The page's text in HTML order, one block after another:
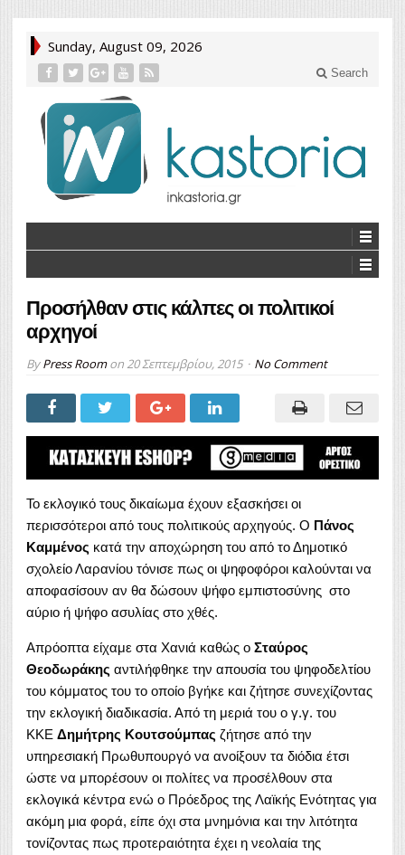
Sunday, August 09, 2026
Search
Προσήλθαν στις κάλπες οι πολιτικοί
αρχηγοί
ByPress Roomon 20 Σεπτεμβρίου, 2015 No Comment
Το εκλογικό τους δικαίωμα έχουν εξασκήσει οι
περισσότεροι από τους πολιτικούς αρχηγούς. Ο Πάνος
Καμμένος κατά την αποχώρηση του από το Δημοτικό
σχολείο Λαρανίου τόνισε πως οι ψηφοφόροι καλούνται να
αποφασίσουν αν θα δώσουν ψήφο εμπιστοσύνης στο
αύριο ή ψήφο ασυλίας στο χθές.
Απρόοπτα είχαμε στα Χανιά καθώς ο Σταύρος
Θεοδωράκης αντιλήφθηκε την απουσία του ψηφοδελτίου
του κόμματος του το οποίο βγήκε και ζήτησε συνεχίζοντας
την εκλογική διαδικασία. Από τη μεριά του ο γ.γ. του
ΚΚΕ Δημήτρης Κουτσούμπας ζήτησε από την
υπηρεσιακή Πρωθυπουργό να ανοίξουν τα διόδια έτσι
ώστε να μπορέσουν οι πολίτες να προσέλθουν στα
εκλογικά κέντρα ενώ ο Πρόεδρος της Λαϊκής Ενότητας για
ακόμη μια φορά, είπε όχι στα μνημόνια και την λιτότητα
τονίζοντας πως προτεραιότητα έχει η νεολαία της